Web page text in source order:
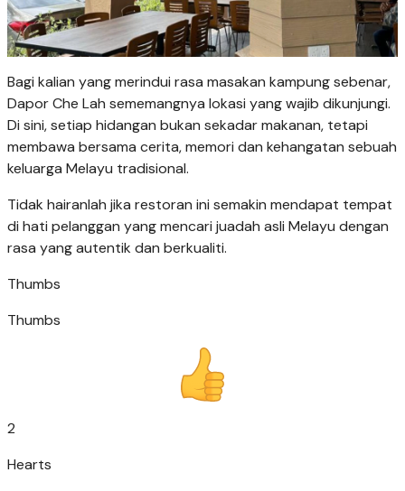
Bagi kalian yang merindui rasa masakan kampung sebenar,
Dapor Che Lah sememangnya lokasi yang wajib dikunjungi.
Di sini, setiap hidangan bukan sekadar makanan, tetapi
membawa bersama cerita, memori dan kehangatan sebuah
keluarga Melayu tradisional.
Tidak hairanlah jika restoran ini semakin mendapat tempat
di hati pelanggan yang mencari juadah asli Melayu dengan
rasa yang autentik dan berkualiti.
Thumbs
Thumbs
2
Hearts